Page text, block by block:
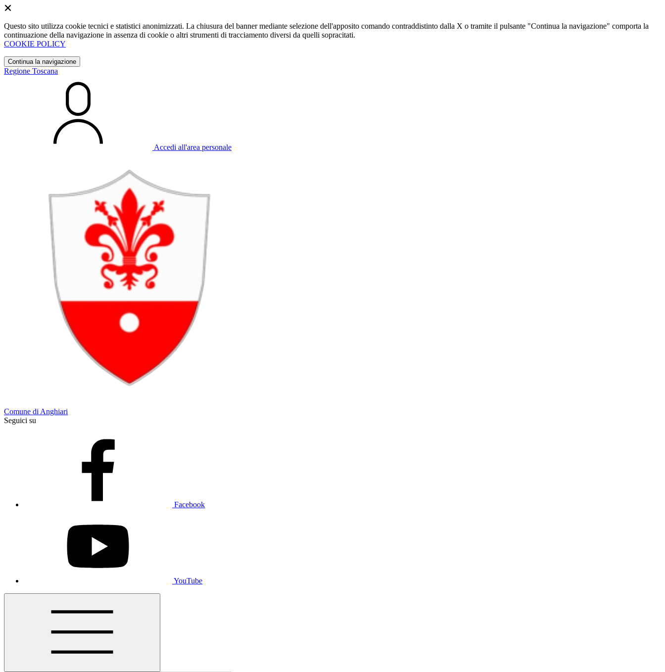
Questo sito utilizza cookie tecnici e statistici anonimizzati. La chiusura del banner mediante selezione dell'apposito comando contraddistinto dalla X o tramite il pulsante "Continua la navigazione" comporta la
continuazione della navigazione in assenza di cookie o altri strumenti di tracciamento diversi da quelli sopracitati.
COOKIE POLICY
Continua la navigazione
Regione Toscana
Accedi all'area personale
Comune di Anghiari
Seguici su
Facebook
YouTube